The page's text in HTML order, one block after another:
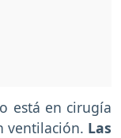
está en cirugía
ventilación. Las